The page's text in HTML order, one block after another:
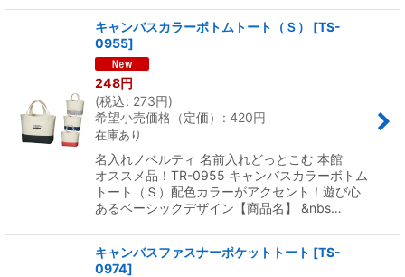
キャンバスカラーボトムトート（Ｓ） [TS-
0955]
248円
(税込: 273円)
希望小売価格（定価）
: 420円
在庫あり
名入れノベルティ 名前入れどっとこむ 本館
オススメ品！TR-0955 キャンバスカラーボトム
トート（Ｓ）配色カラーがアクセント！遊び心
あるベーシックデザイン【商品名】 &nbs…
キャンバスファスナーポケットトート [TS-
0974]